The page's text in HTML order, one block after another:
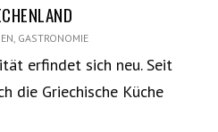
GASTRONOMIE
erfindet sich neu. Seit
die Griechische Küche